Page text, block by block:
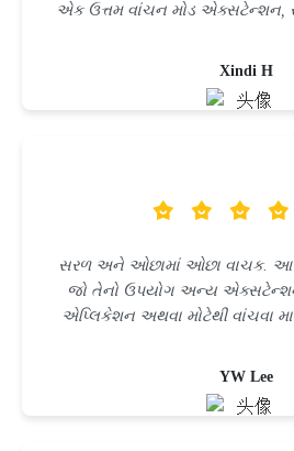
એક ઉત્તમ વાંચન મોડ
Xindi H
સરળ અને ઓછામાં ઓછા વાચક. આ
જો તેનો ઉપયોગ અન્ય
એપ્લિકેશન અથવા મોટેથી વાંચવા
YW Lee